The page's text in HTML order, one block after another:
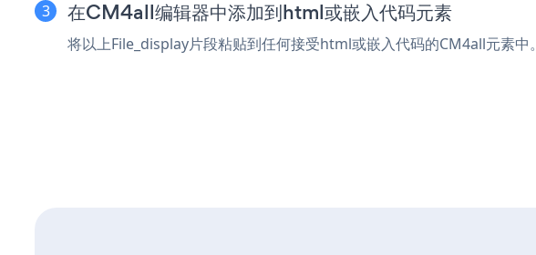
在CM4all编辑器中添加到html或嵌入代码元素
将以上File_display片段粘贴到任何接受html或嵌入代码的CM4all元素中